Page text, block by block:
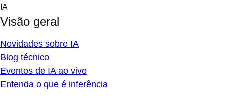
Skip
content
IA
Visão geral
Novidades sobre IA
Blog técnico
Eventos de IA ao vivo
Entenda o que é inferência